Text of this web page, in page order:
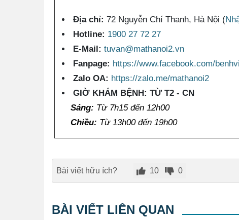
Địa chỉ: 72 Nguyễn Chí Thanh, Hà Nội (
Hotline: 1900 27 72 27
E-Mail: tuvan@mathanoi2.vn
Fanpage: https://www.facebook.com/
Zalo OA: https://zalo.me/mathanoi2
GIỜ KHÁM BỆNH: TỪ T2 - CN
Sáng: Từ 7h15 đến 12h00
Chiều: Từ 13h00 đến 19h00
Bài viết hữu ích? 10 0
BÀI VIẾT LIÊN QUAN